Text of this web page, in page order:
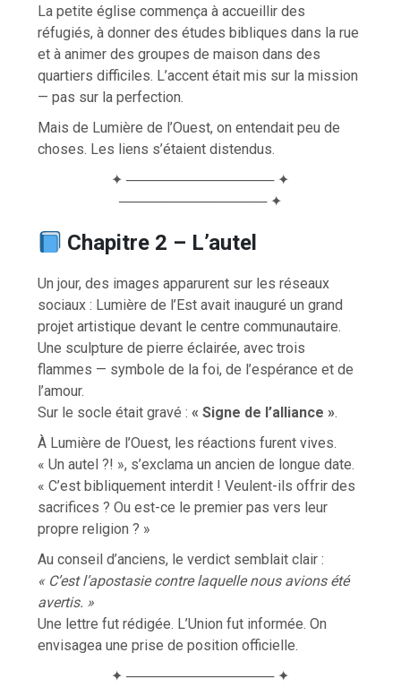
La petite église commença à accueillir des
réfugiés, à donner des études bibliques dans la rue
et à animer des groupes de maison dans des
quartiers difficiles. L’accent était mis sur la mission
— pas sur la perfection.
Mais de Lumière de l’Ouest, on entendait peu de
choses. Les liens s’étaient distendus.
✦ ─────────────── ✦
─────────────── ✦
Chapitre 2 – L’autel
Un jour, des images apparurent sur les réseaux
sociaux : Lumière de l’Est avait inauguré un grand
projet artistique devant le centre communautaire.
Une sculpture de pierre éclairée, avec trois
flammes — symbole de la foi, de l’espérance et de
l’amour.
Sur le socle était gravé :« Signe de l’alliance ».
À Lumière de l’Ouest, les réactions furent vives.
« Un autel ?! », s’exclama un ancien de longue date.
« C’est bibliquement interdit ! Veulent-ils offrir des
sacrifices ? Ou est-ce le premier pas vers leur
propre religion ? »
Au conseil d’anciens, le verdict semblait clair :
« C’est l’apostasie contre laquelle nous avions été
avertis. »
Une lettre fut rédigée. L’Union fut informée. On
envisagea une prise de position officielle.
✦ ─────────────── ✦